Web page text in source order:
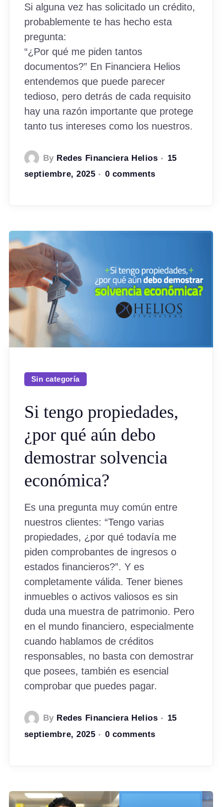
Si alguna vez has solicitado un crédito,
probablemente te has hecho esta
pregunta:
“¿Por qué me piden tantos
documentos?” En Financiera Helios
entendemos que puede parecer
tedioso, pero detrás de cada requisito
hay una razón importante que protege
tanto tus intereses como los nuestros.
By Redes Financiera Helios
15
septiembre, 2025
0 comments
Sin categoría
Si tengo propiedades,
¿por qué aún debo
demostrar solvencia
económica?
Es una pregunta muy común entre
nuestros clientes: “Tengo varias
propiedades, ¿por qué todavía me
piden comprobantes de ingresos o
estados financieros?”. Y es
completamente válida. Tener bienes
inmuebles o activos valiosos es sin
duda una muestra de patrimonio. Pero
en el mundo financiero, especialmente
cuando hablamos de créditos
responsables, no basta con demostrar
que posees, también es esencial
comprobar que puedes pagar.
By Redes Financiera Helios
15
septiembre, 2025
0 comments